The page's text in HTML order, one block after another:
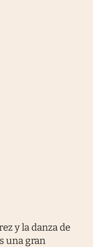
y la danza de
una gran